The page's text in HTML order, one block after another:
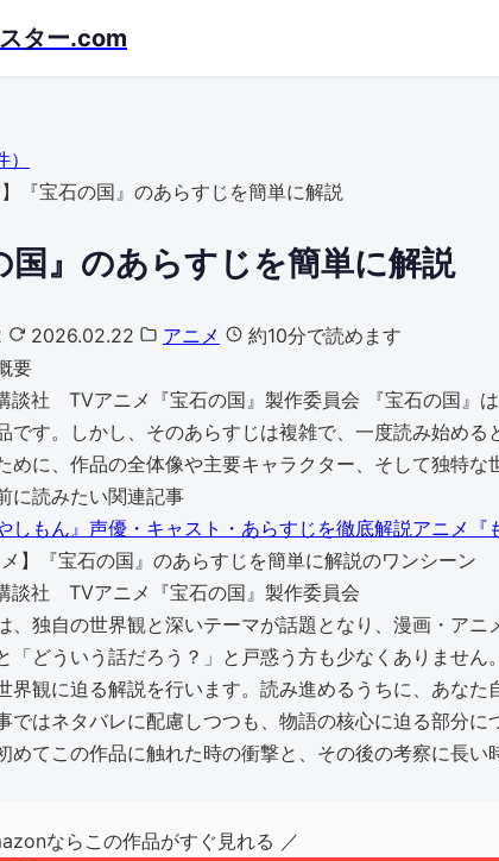
ター.com
】『宝石の国』のあらすじを簡単に解説
国』のあらすじを簡単に解説
2026.02.22 アニメ
約10分で読めます
要
談社 TVアニメ『宝石の国』製作委員会 『宝石の国』
です。しかし、そのあらすじは複雑で、一度読み始め
めに、作品の全体像や主要キャラクター、そして独特
に読みたい関連記事
アニメ『
談社 TVアニメ『宝石の国』製作委員会
、独自の世界観と深いテーマが話題となり、漫画・ア
「どういう話だろう？」と戸惑う方も少なくありませ
界観に迫る解説を行います。読み進めるうちに、あな
ではネタバレに配慮しつつも、物語の核心に迫る部分
めてこの作品に触れた時の衝撃と、その後の考察に長
ならこの作品がすぐ見れる ／